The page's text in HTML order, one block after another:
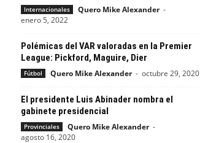
Internacionales Quero Mike Alexander -
enero 5, 2022
Polémicas del VAR valoradas en la Premier
League: Pickford, Maguire, Dier
Fútbol Quero Mike Alexander - octubre 29, 2020
El presidente Luis Abinader nombra el
gabinete presidencial
Provinciales Quero Mike Alexander -
agosto 16, 2020